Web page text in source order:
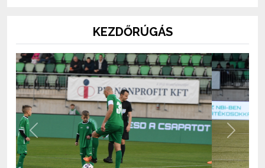
KEZDŐRÚGÁS
Previous Next